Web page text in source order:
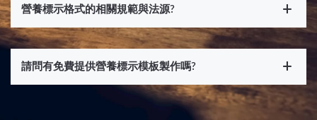
營養標示格式的相關規範與法源?
請問有免費提供營養標示模板製作嗎?